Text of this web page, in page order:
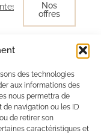
des technologies
aux informations des
nous permettra de
navigation ou les ID
de retirer son
caractéristiques et
Nos
offres